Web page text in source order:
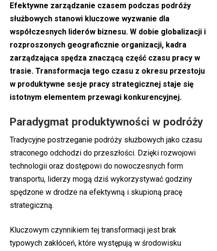
Efektywne zarządzanie czasem podczas podróży
służbowych stanowi kluczowe wyzwanie dla
współczesnych liderów biznesu. W dobie globalizacji i
rozproszonych geograficznie organizacji, kadra
zarządzająca spędza znaczącą część czasu pracy w
trasie. Transformacja tego czasu z okresu przestoju
w produktywne sesje pracy strategicznej staje się
istotnym elementem przewagi konkurencyjnej.
Paradygmat produktywności w podróży
Tradycyjne postrzeganie podróży służbowych jako czasu
straconego odchodzi do przeszłości. Dzięki rozwojowi
technologii oraz dostępowi do nowoczesnych form
transportu, liderzy mogą dziś wykorzystywać godziny
spędzone w drodze na efektywną i skupioną pracę
strategiczną.
Kluczowym czynnikiem tej transformacji jest brak
typowych zakłóceń, które występują w środowisku